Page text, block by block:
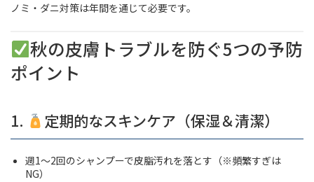
ノミ・ダニ対策は年間を通じて必要です。
秋の皮膚トラブルを防ぐ5つの予防
ポイント
1. 定期的なスキンケア（保湿＆清潔）
週1〜2回のシャンプーで皮脂汚れを落とす（※頻繁すぎは
NG）